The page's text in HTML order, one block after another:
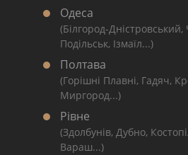
Одеса
(Білгород-
Подільськ, Ізмаїл...)
Полтава
(Горішні Плавні, Гадяч,
Миргород...)
Рівне
(Здолбунів, Дубно,
Вараш...)